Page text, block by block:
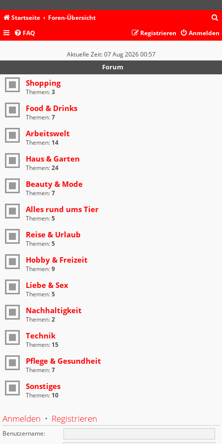
Startseite Foren-Übersicht
c
FAQ Anmelden
Registrieren
Aktuelle Zeit: 07 Aug 2026 00:57
Forum
Shopping
Themen:3
Food & Drinks
Themen:7
Arbeitswelt
Themen: 14
Haus & Garten
Themen:24
Beauty & Mode
Themen:7
Alles rund ums Tier
Themen:5
Reise & Urlaub
Themen:5
Hobby & Freizeit
Themen:9
Liebe & Sex
Themen:5
Nachhaltigkeit
Themen:2
Technik
Themen: 15
Pflege & Gesundheit
Themen:7
Sonstiges
Themen: 10
Anmelden • Registrieren
Benutzername: